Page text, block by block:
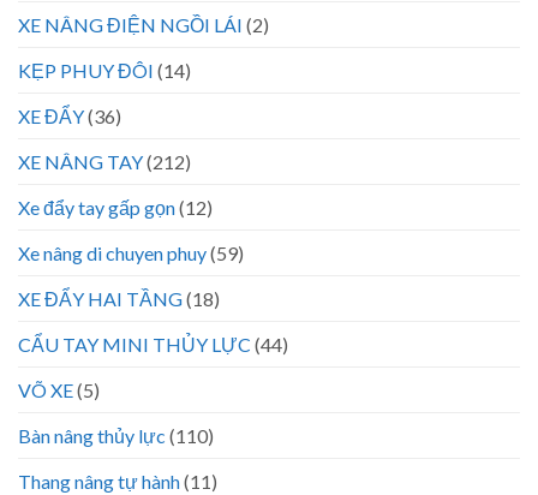
XE NÂNG ĐIỆN NGỒI LÁI (2)
KẸP PHUY ĐÔI (14)
XE ĐẨY(36)
XE NÂNG TAY(212)
Xe đẩy tay gấp gọn(12)
Xe nâng di chuyen phuy(59)
XE ĐẨY HAI TẦNG(18)
CẨU TAY MINI THỦY LỰC (44)
VÕ XE(5)
Bàn nâng thủy lực (110)
Thang nâng tự hành(11)